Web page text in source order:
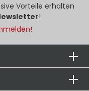
Ω erfüllt die
ATEX-
ca. -150 °C
ca. +270 °C
für die
Weitere
- für
Vorteile erhalten
!